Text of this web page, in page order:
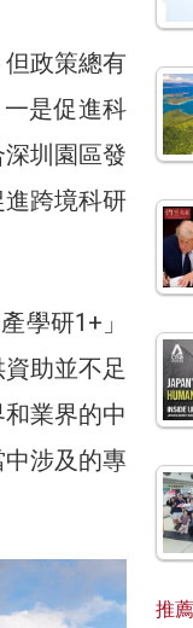
政策總有
是促進科
圳園區發
跨境科研
學研1+」
助並不足
業界的中
涉及的專
推